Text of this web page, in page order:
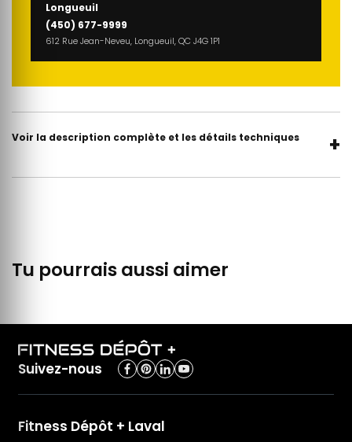
Longueuil
(450) 677-9999
612 Rue Jean-Neveu, Longueuil, QC J4G 1P1
Voir la description complète et les détails techniques +
Tu pourrais aussi aimer
Suivez-nous
Fitness Dépôt + Laval